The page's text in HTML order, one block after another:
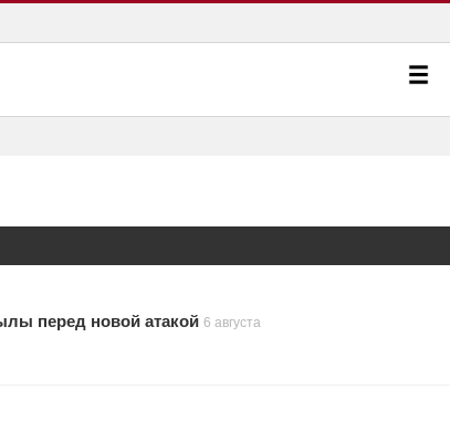
перед новой атакой 6 августа